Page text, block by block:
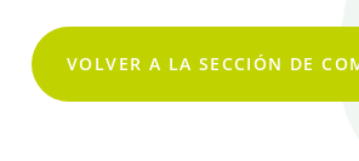
VOLVER A LA SECCIÓN DE